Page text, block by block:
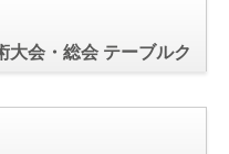
大会・総会 テーブルク